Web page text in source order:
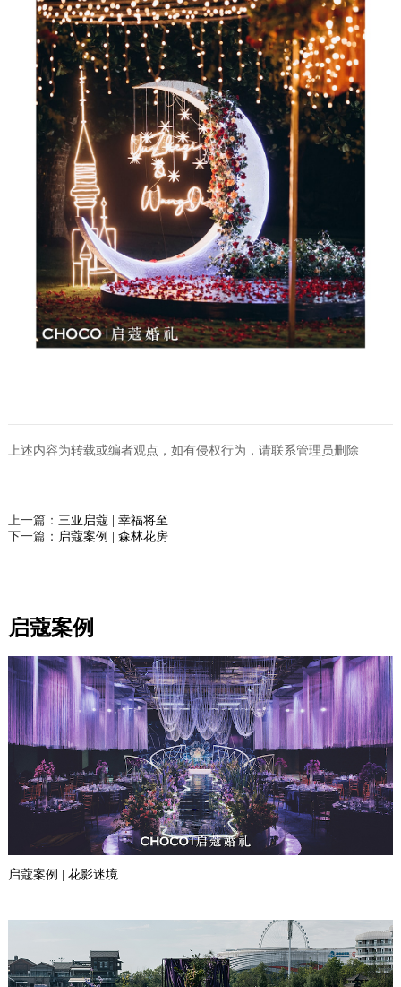
上述内容为转载或编者观点，如有侵权行为，请联系管理员删除
上一篇： 三亚启蔻 | 幸福将至
下一篇： 启蔻案例 | 森林花房
启蔻案例
启蔻案例 | 花影迷境